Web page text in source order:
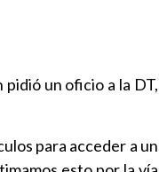
pidió un oficio a la DT,
para acceder a un